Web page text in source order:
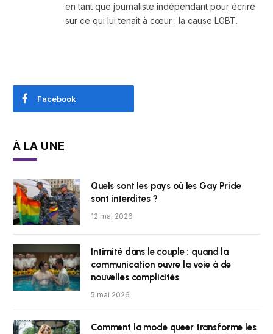
en tant que journaliste indépendant pour écrire
sur ce qui lui tenait à cœur : la cause LGBT.
Facebook
À LA UNE
Quels sont les pays où les Gay Pride
sont interdites ?
12 mai 2026
Intimité dans le couple : quand la
communication ouvre la voie à de
nouvelles complicités
5 mai 2026
Comment la mode queer transforme les